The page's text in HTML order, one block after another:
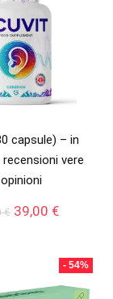
capsule) – in
vere
€ Il
70,00 €.
39,00 €Il
è:
39,00 €.
- 54%